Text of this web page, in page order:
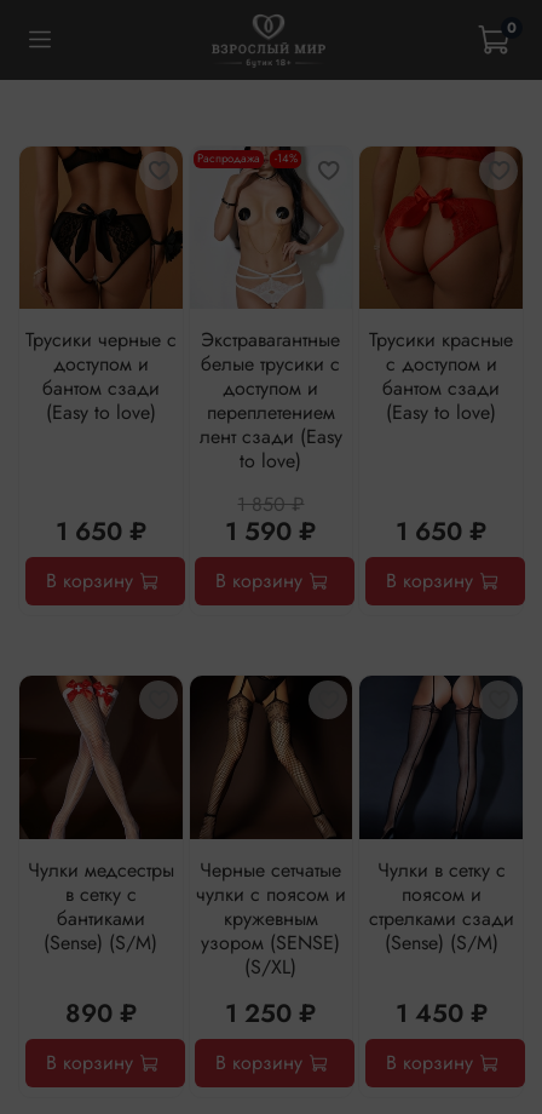
0
Трусики черные с
доступом и
бантом сзади
(Easy to love)
1 650 ₽
В корзину
Распродажа -14%
Экстравагантные
белые трусики с
доступом и
переплетением
лент сзади (Easy
to love)
1 850 ₽
1 590 ₽
В корзину
Трусики красные
с доступом и
бантом сзади
(Easy to love)
1 650 ₽
В корзину
Чулки медсестры
в сетку с
бантиками
(Sense) (S/M)
890 ₽
В корзину
Черные сетчатые
чулки с поясом и
кружевным
узором (SENSE)
(S/XL)
1 250 ₽
В корзину
Чулки в сетку с
поясом и
стрелками сзади
(Sense) (S/M)
1 450 ₽
В корзину